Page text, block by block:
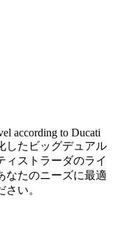
according to Ducati
したビッグデュアル
ィストラーダのライ
なたのニーズに最適
い。